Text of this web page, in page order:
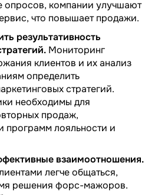
опросов, компании улучшают
что повышает продажи.
результативность
Мониторинг
клиентов и их анализ
определить
стратегий.
необходимы для
продаж,
программ лояльности и
взаимоотношения.
легче общаться,
решения форс-мажоров.